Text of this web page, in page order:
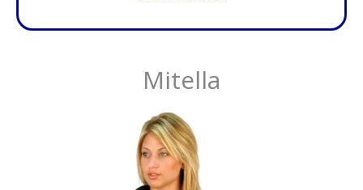
Mitella